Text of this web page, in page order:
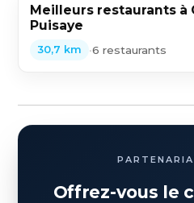
Meilleurs restaurants à
Puisaye
30,7 km •6 restaurants
Offrez-vous le